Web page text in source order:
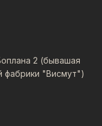
2 (бывашая
"Висмут")